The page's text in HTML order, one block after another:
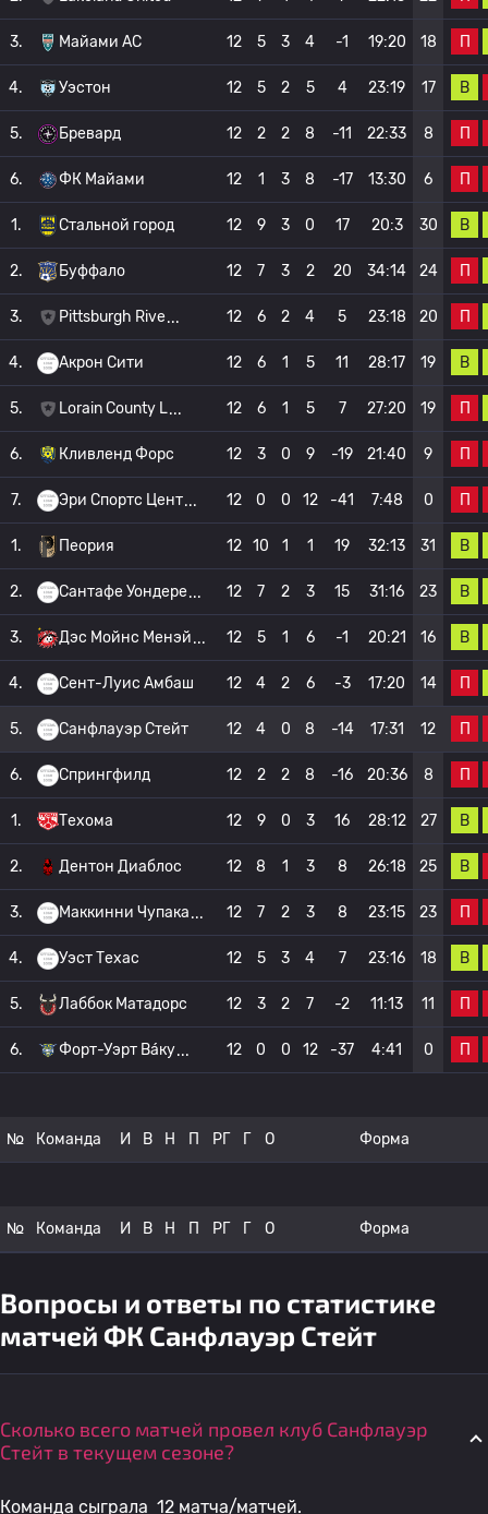
3. Майами АС 12 5 3 4 -1 19:20 18 П
4. Уэстон 12 5 2 5 4 23:19 17 В
5. Бревард 12 2 2 8 -11 22:33 8 П
6. ФК Майами 12 1 3 8 -17 13:30 6 П
1. Стальной город 12 9 3 0 17 20:3 30 В
2. Буффало 12 7 3 2 20 34:14 24 П
3. Pittsburgh Rive 12 6 2 4 5 23:18 20 П
4. Акрон Сити 12 6 1 5 11 28:17 19 В
5. Lorain County L 12 6 1 5 7 27:20 19 П
6. Кливленд Форс 12 3 0 9 -19 21:40 9 П
7. Эри Спортс Цент 12 0 0 12 -41 7:48 0 П
1. Пеория 12 10 1 1 19 32:13 31 В
2. Сантафе Уондере 12 7 2 3 15 31:16 23 В
3. Дэс Мойнс Менэй 12 5 1 6 -1 20:21 16 В
4. Сент-Луис Амбаш 12 4 2 6 -3 17:20 14 П
5. Санфлауэр Стейт 12 4 0 8 -14 17:31 12 П
6. Спрингфилд 12 2 2 8 -16 20:36 8 П
1. Техома 12 9 0 3 16 28:12 27 В
2. Дентон Диаблос 12 8 1 3 8 26:18 25 В
3. Маккинни Чупака 12 7 2 3 8 23:15 23 П
4. Уэст Техас 12 5 3 4 7 23:16 18 В
5. Лаббок Матадорс 12 3 2 7 -2 11:13 11 П
6. Форт-Уэрт Ва́ку 12 0 0 12 -37 4:41 0 П
№ Команда И В Н П РГ Г О Форма
№ Команда И В Н П РГ Г О Форма
Вопросы и ответы по статистике
матчей ФК Санфлауэр Стейт
Сколько всего матчей провел клуб Санфлауэр
Стейт в текущем сезоне?
Команда сыграла 12 матча/матчей.